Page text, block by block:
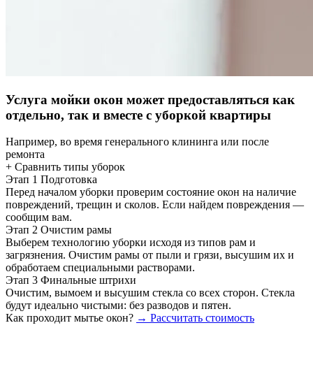
Услуга мойки окон может предоставляться как
отдельно, так и вместе с уборкой квартиры
Например, во время генерального клининга или после
ремонта
+ Сравнить типы уборок
Этап 1 Подготовка
Перед началом уборки проверим состояние окон на наличие
повреждений, трещин и сколов. Если найдем повреждения —
сообщим вам.
Этап 2 Очистим рамы
Выберем технологию уборки исходя из типов рам и
загрязнения. Очистим рамы от пыли и грязи, высушим их и
обработаем специальными растворами.
Этап 3 Финальные штрихи
Очистим, вымоем и высушим стекла со всех сторон. Стекла
будут идеально чистыми: без разводов и пятен.
Как проходит мытье окон? → Рассчитать стоимость